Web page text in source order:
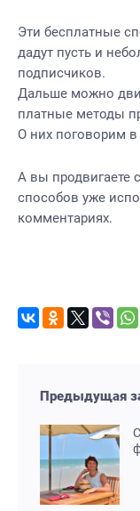
Эти бесплатные
дадут пусть и
подписчиков.
Дальше можно
платные методы
О них поговорим
А вы продвигаете
способов уже
комментариях.
Предыдущая